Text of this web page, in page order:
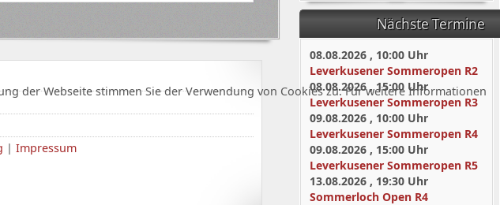
Nächste Termine
08.08.2026, 10:00Uhr
Leverkusener Sommeropen R2
08.08.2026,15:00Uhr
Leverkusener Sommeropen R3
09.08.2026, 10:00Uhr
Leverkusener Sommeropen R4
09.08.2026, 15:00Uhr
Leverkusener Sommeropen R5
13.08.2026, 19:30Uhr
Sommerloch Open R4
der Webseite stimmen Sie der Verwendung von Cookies zu. Für weitere Informationen
| Impressum